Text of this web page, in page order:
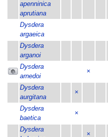
apenninica
aprutiana
Dysdera
argaeica
Dysdera
arganoi
Dysdera
arnedoi
×
Dysdera
aurgitana
×
Dysdera
baetica
×
Dysdera
×